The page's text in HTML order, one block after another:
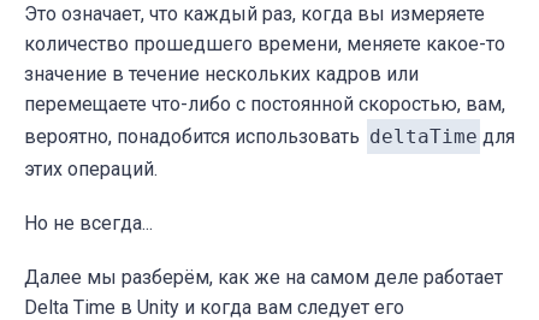
Это означает, что каждый раз, когда вы измеряете
количество прошедшего времени, меняете какое-то
значение в течение нескольких кадров или
перемещаете что-либо с постоянной скоростью, вам,
вероятно, понадобится использовать deltaTime для
этих операций.
Но не всегда...
Далее мы разберём, как же на самом деле работает
Delta Time в Unity и когда вам следует его